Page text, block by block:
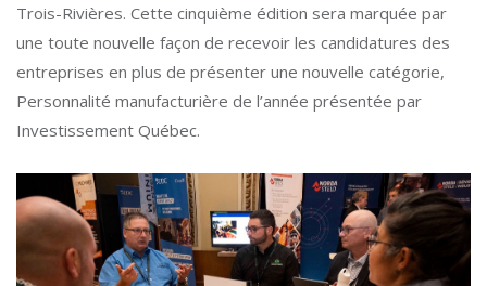
Trois-Rivières. Cette cinquième édition sera marquée par
une toute nouvelle façon de recevoir les candidatures des
entreprises en plus de présenter une nouvelle catégorie,
Personnalité manufacturière de l’année présentée par
Investissement Québec.